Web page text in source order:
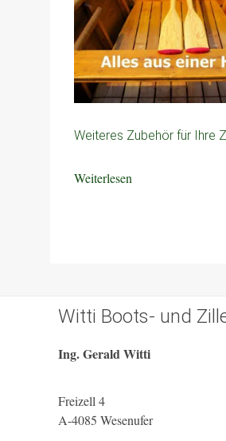
Weiteres Zubehör für Ihre
Weiterlesen
Witti Boots- und
Ing. Gerald Witti
Freizell 4
A-4085 Wesenufer